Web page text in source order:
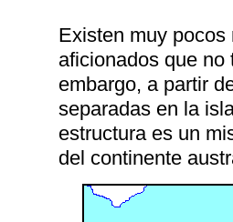
Existen muy
aficionados que
embargo, a partir
separadas en la
estructura es un
del continente